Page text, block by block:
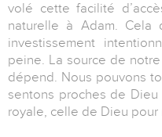
volé cette facilité
naturelle à Adam. Cela
investissement
peine. La source de
dépend. Nous pouvons
sentons proches de
royale, celle de Dieu pour